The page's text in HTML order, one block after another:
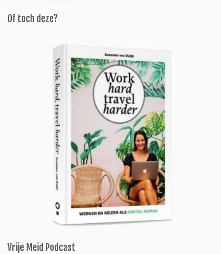
Of toch deze?
Vrije Meid Podcast